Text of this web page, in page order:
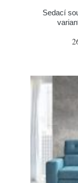
Sedací